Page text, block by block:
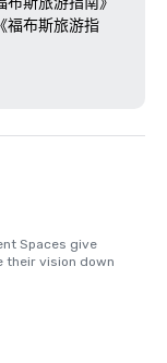
福布斯旅游指
南》
闲 — 2025 年世
Spaces give
their vision down